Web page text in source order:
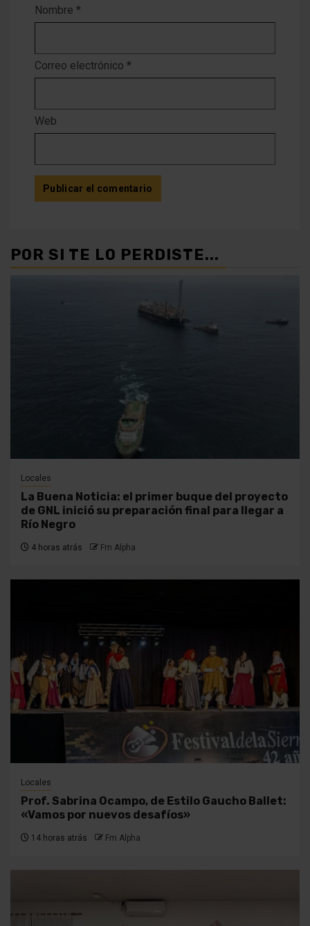
Nombre *
Correo electrónico *
Web
POR SI TE LO PERDISTE...
Locales
La Buena Noticia: el primer buque del proyecto
de GNL inició su preparación final para llegar a
Río Negro
4 horas atrás Fm Alpha
Locales
Prof. Sabrina Ocampo, de Estilo Gaucho Ballet:
«Vamos por nuevos desafíos»
14 horas atrás Fm Alpha